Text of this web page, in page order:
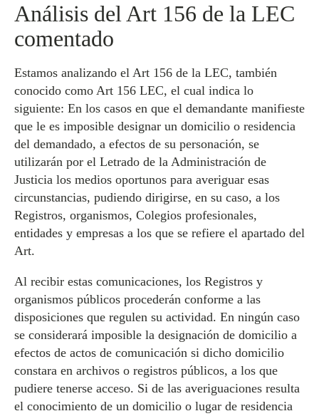
Análisis del Art 156 de la LEC
comentado
Estamos analizando el Art 156 de la LEC, también
conocido como Art 156 LEC, el cual indica lo
siguiente: En los casos en que el demandante manifieste
que le es imposible designar un domicilio o residencia
del demandado, a efectos de su personación, se
utilizarán por el Letrado de la Administración de
Justicia los medios oportunos para averiguar esas
circunstancias, pudiendo dirigirse, en su caso, a los
Registros, organismos, Colegios profesionales,
entidades y empresas a los que se refiere el apartado del
Art.
Al recibir estas comunicaciones, los Registros y
organismos públicos procederán conforme a las
disposiciones que regulen su actividad. En ningún caso
se considerará imposible la designación de domicilio a
efectos de actos de comunicación si dicho domicilio
constara en archivos o registros públicos, a los que
pudiere tenerse acceso. Si de las averiguaciones resulta
el conocimiento de un domicilio o lugar de residencia